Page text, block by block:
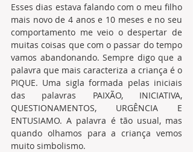
Esses dias estava falando com o meu filho
mais novo de 4 anos e 10 meses e no seu
comportamento me veio o despertar de
muitas coisas que com o passar do tempo
vamos abandonando. Sempre digo que a
palavra que mais caracteriza a criança é o
PIQUE. Uma sigla formada pelas iniciais
das palavras PAIXÃO, INICIATIVA,
QUESTIONAMENTOS, URGÊNCIA E
ENTUSIAMO. A palavra é tão usual, mas
quando olhamos para a criança vemos
muito simbolismo.